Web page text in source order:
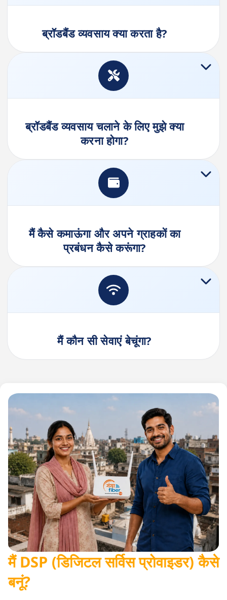
ब्रॉडबैंड व्यवसाय क्या करता है?
ब्रॉडबैंड व्यवसाय चलाने के लिए मुझे क्या
करना होगा?
मैं कैसे कमाऊंगा और अपने ग्राहकों का
प्रबंधन कैसे करूंगा?
मैं कौन सी सेवाएं बेचूंगा?
मैं DSP (डिजिटल सर्विस प्रोवाइडर) कैसे
बनूं?